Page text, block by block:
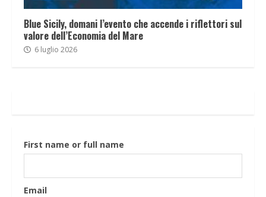
Blue Sicily, domani l’evento che accende i riflettori sul
valore dell’Economia del Mare
6 luglio 2026
First name or full name
Email